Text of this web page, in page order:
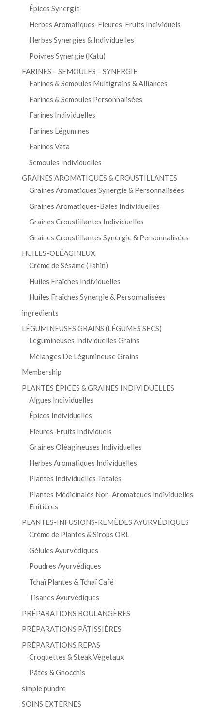
Épices Synergie
Herbes Aromatiques-Fleures-Fruits Individuels
Herbes Synergies & Individuelles
Poivres Synergie (Katu)
FARINES – SEMOULES – SYNERGIE
Farines & Semoules Multigrains & Alliances
Farines & Semoules Personnalisées
Farines Individuelles
Farines Légumines
Farines Vata
Semoules Individuelles
GRAINES AROMATIQUES & CROUSTILLANTES
Graines Aromatiques Synergie & Personnalisées
Graines Aromatiques-Baies Individuelles
Graines Croustillantes Individuelles
Graines Croustillantes Synergie & Personnalisées
HUILES-OLÉAGINEUX
Crème de Sésame (Tahin)
Huiles Fraîches Individuelles
Huiles Fraîches Synergie & Personnalisées
ingredients
LÉGUMINEUSES GRAINS (LÉGUMES SECS)
Légumineuses Individuelles Grains
Mélanges De Légumineuse Grains
Membership
PLANTES ÉPICES & GRAINES INDIVIDUELLES
Algues Individuelles
Épices Individuelles
Fleures-Fruits Individuels
Graines Oléagineuses Individuelles
Herbes Aromatiques Individuelles
Plantes Individuelles Totales
Plantes Médicinales Non-Aromatques Individuelles
Enitières
PLANTES-INFUSIONS-REMÈDES ĀYURVÉDIQUES
Crème de Plantes & Sirops ORL
Gélules Ayurvédiques
Poudres Ayurvédiques
Tchaï Plantes & Tchaï Café
Tisanes Ayurvédiques
PRÉPARATIONS BOULANGÈRES
PRÉPARATIONS PÂTISSIÈRES
PRÉPARATIONS REPAS
Croquettes & Steak Végétaux
Pâtes & Gnocchis
simple pundre
SOINS EXTERNES